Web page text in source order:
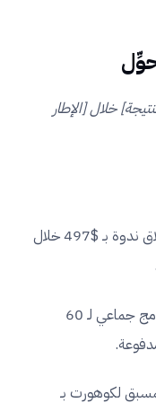
خلال [الإطار
كيف يستطيع الصنّاع المنفردون إطلاق ندوة بـ $497 خلال
كيف يستطيع مدرّبو اللياقة ملء برنامج جماعي لـ 60
لكوهورت بـ